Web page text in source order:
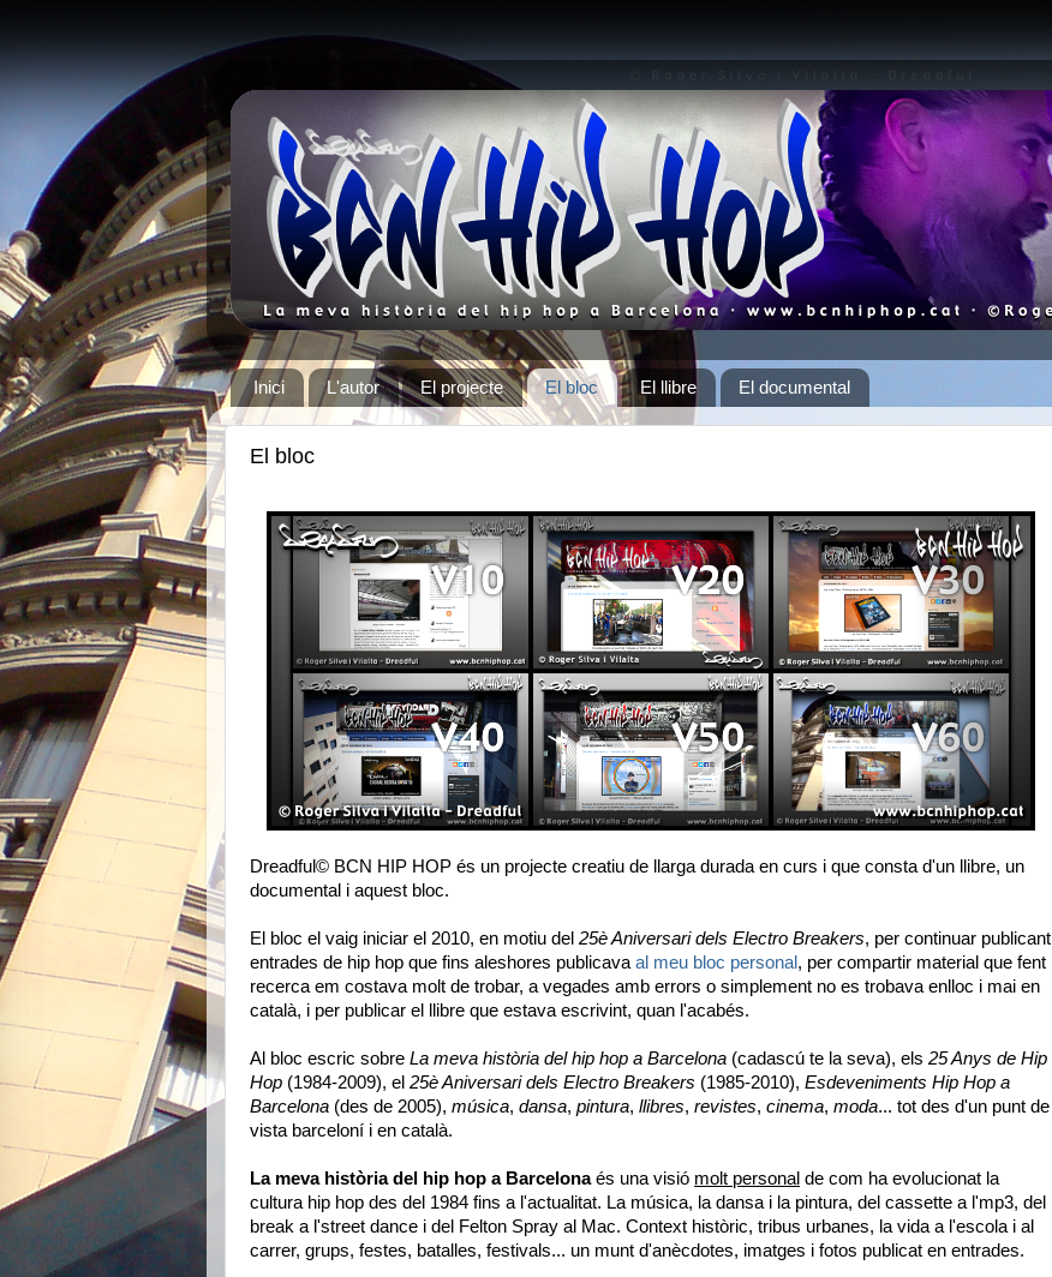
Inici L'autor El projecte El bloc El llibre El documental
El bloc
Dreadful© BCN HIP HOP és un projecte creatiu de llarga durada en curs i que consta d'un llibre, un
documental i aquest bloc.
El bloc el vaig iniciar el 2010, en motiu del 25è Aniversari dels Electro Breakers, per continuar publicant
entrades de hip hop que fins aleshores publicava al meu bloc personal , per compartir material que fent
recerca em costava molt de trobar, a vegades amb errors o simplement no es trobava enlloc i mai en
català, i per publicar el llibre que estava escrivint, quan l'acabés.
Al bloc escric sobre La meva història del hip hop a Barcelona (cadascú te la seva), els 25 Anys de Hip
Hop (1984-2009), el 25è Aniversari dels Electro Breakers (1985-2010), Esdeveniments Hip Hop a
Barcelona (des de 2005), música, dansa, pintura, llibres, revistes, cinema, moda... tot des d'un punt de
vista barceloní i en català.
La meva història del hip hop a Barcelonaés una visió molt personal de com ha evolucionat la
cultura hip hop des del 1984 fins a l'actualitat. La música, la dansa i la pintura, del cassette a l'mp3, del
break a l'street dance i del Felton Spray al Mac. Context històric, tribus urbanes, la vida a l'escola i al
carrer, grups, festes, batalles, festivals... un munt d'anècdotes, imatges i fotos publicat en entrades.